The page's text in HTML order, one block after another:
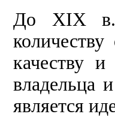
До XIX в.
качеству
владельца
является